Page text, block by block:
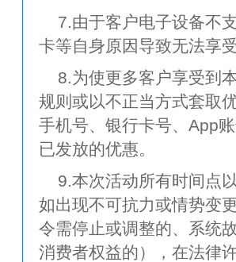
7.由于客户电子设备不
卡等自身原因导致无法享
8.为使更多客户享受到
规则或以不正当方式套取
手机号、银行卡号、App
已发放的优惠。
9.本次活动所有时间点
如出现不可抗力或情势变
令需停止或调整的、系统
消费者权益的），在法律